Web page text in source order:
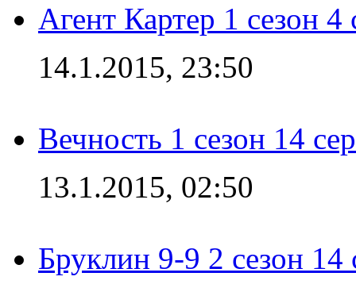
Агент Картер 1 сезон 4
14.1.2015, 23:50
Вечность 1 сезон 14
13.1.2015, 02:50
Бруклин 9-9 2 сезон 14